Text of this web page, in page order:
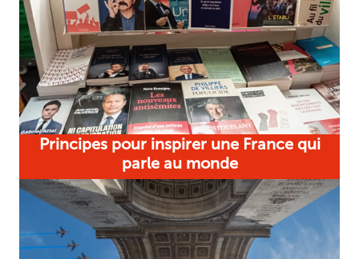
Principes pour inspirer une France qui
parle au monde